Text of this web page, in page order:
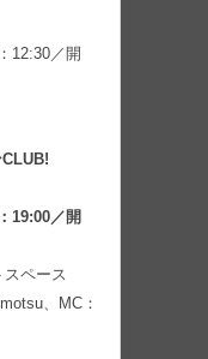
12:30／開
19:00／開
ペース
、MC：